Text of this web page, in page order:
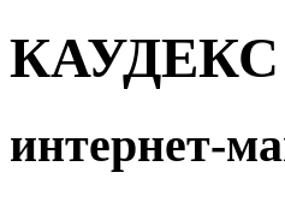
КАУДЕКС
интернет-